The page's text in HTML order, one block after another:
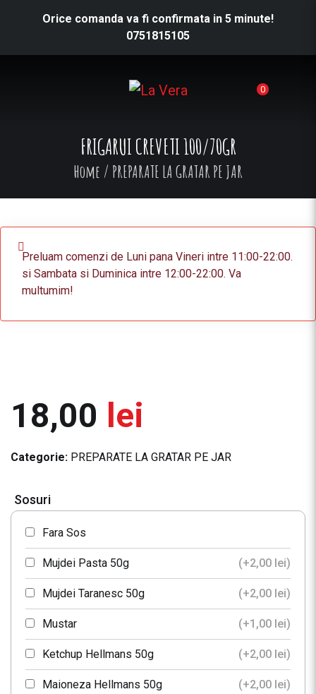
Orice comanda va fi confirmata in 5 minute!
0751815105
0
FRIGARUI CREVETI 100/70GR
Home / PREPARATE LA GRATAR PE JAR
Preluam comenzi de Luni pana Vineri intre 11:00-22:00.
si Sambata si Duminica intre 12:00-22:00. Va
multumim!
18,00 lei
Categorie: PREPARATE LA GRATAR PE JAR
Sosuri
Fara Sos
Mujdei Pasta 50g (+2,00 lei)
Mujdei Taranesc 50g (+2,00 lei)
Mustar (+1,00 lei)
Ketchup Hellmans 50g (+2,00 lei)
Maioneza Hellmans 50g (+2,00 lei)